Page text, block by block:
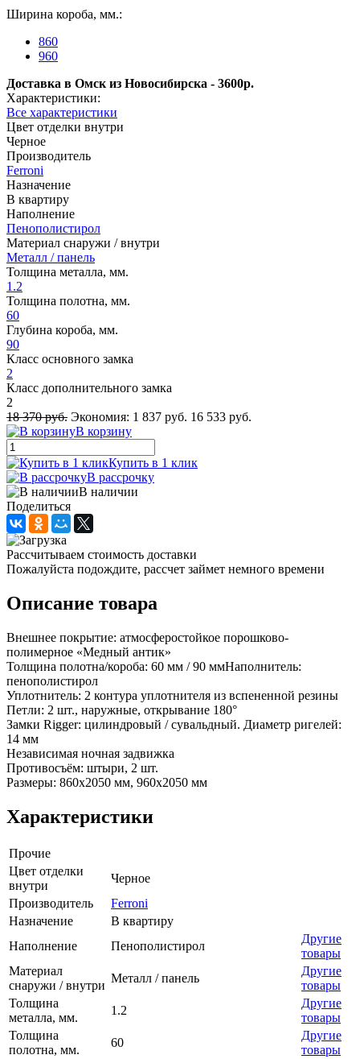
Ширина короба, мм.:
860
960
Доставка в Омск из Новосибирска - 3600р.
Характеристики:
Все характеристики
Цвет отделки внутри
Черное
Производитель
Ferroni
Назначение
В квартиру
Наполнение
Пенополистирол
Материал снаружи / внутри
Металл / панель
Толщина металла, мм.
1.2
Толщина полотна, мм.
60
Глубина короба, мм.
90
Класс основного замка
2
Класс дополнительного замка
2
18 370 руб. Экономия: 1 837 руб. 16 533 руб.
В корзину
Купить в 1 клик
В рассрочку
В наличии
Поделиться
Рассчитываем стоимость доставки
Пожалуйста подождите, рассчет займет немного времени
Описание товара
Внешнее покрытие: атмосферостойкое порошково-
полимерное «Медный антик»
Толщина полотна/короба: 60 мм / 90 ммНаполнитель:
пенополистирол
Уплотнитель: 2 контура уплотнителя из вспененной резины
Петли: 2 шт., наружные, открывание 180°
Замки Rigger: цилиндровый / сувальдный. Диаметр ригелей:
14 мм
Независимая ночная задвижка
Противосъём: штыри, 2 шт.
Размеры: 860х2050 мм, 960х2050 мм
Характеристики
Прочие
Цвет отделки
внутри
Черное
Производитель
Ferroni
Назначение
В квартиру
Наполнение
Пенополистирол
Другие
товары
Материал
снаружи / внутри
Металл / панель
Другие
товары
Толщина
металла, мм.
1.2
Другие
товары
Толщина
полотна, мм.
60
Другие
товары